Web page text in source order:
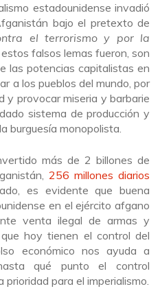
estadounidense invadió
bajo el pretexto de
el terrorismo y por la
falsos lemas fueron, son
las potencias capitalistas en
a los pueblos del mundo, por
y provocar miseria y barbarie
sistema de producción y
burguesía monopolista.
más de 2 billones de
256 millones diarios
es evidente que buena
en el ejército afgano
venta ilegal de armas y
hoy tienen el control del
económico nos ayuda a
qué punto el control
para el imperialismo.